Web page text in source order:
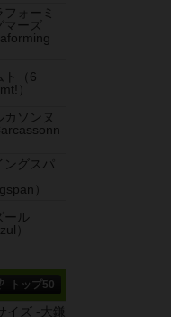
トップ50